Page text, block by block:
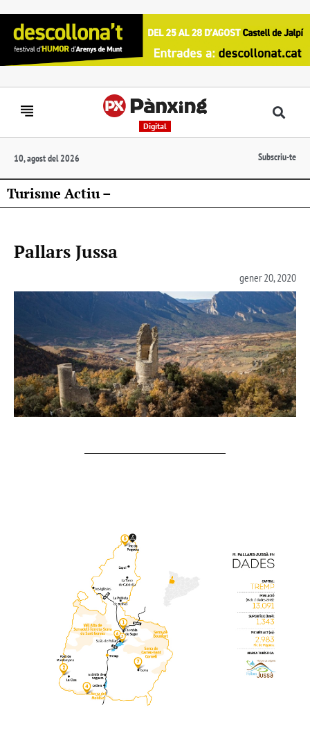
Digital
10, agost del 2026 Subscriu-te
Turisme Actiu –
Pallars Jussa
gener 20, 2020